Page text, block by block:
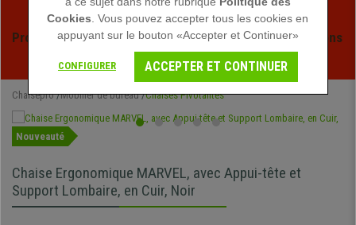
Profitez des soldes d'été chez Chaisepro ! Des réductions
exclusives pour une durée limitée - Voir l'offre
Chaisepro Mobilier de bureau Chaises Pivotantes
Nouveauté
Chaise Ergonomique MARVEL, avec Appui-tête et
Support Lombaire, en Cuir, Noir
Cookies . Vous pouvez accepter tous les cookies en
appuyant sur le bouton «Accepter et Continuer»
CONFIGURER ACCEPTER ET CONTINUER